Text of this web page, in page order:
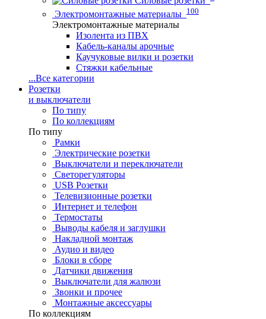
Электромонтажные материалы 100
Электромонтажные материалы
Изолента из ПВХ
Кабель-каналы арочные
Каучуковые вилки и розетки
Стяжки кабельные
...Все категории
Розетки
и выключатели
По типу
По коллекциям
По типу
Рамки
Электрические розетки
Выключатели и переключатели
Светорегуляторы
USB Розетки
Телевизионные розетки
Интернет и телефон
Термостаты
Выводы кабеля и заглушки
Накладной монтаж
Аудио и видео
Блоки в сборе
Датчики движения
Выключатели для жалюзи
Звонки и прочее
Монтажные аксессуары
По коллекциям